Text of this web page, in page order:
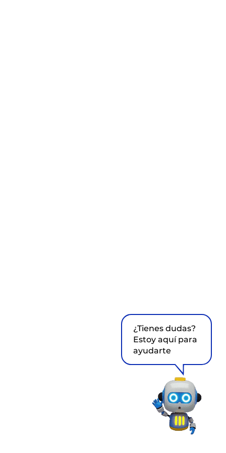
¿Tienes dudas?
Estoy aquí para
ayudarte